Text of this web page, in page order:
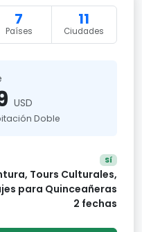
7
Países
11
Ciudades
USD
Doble
Sí
Tours Culturales,
para Quinceañeras
2 fechas